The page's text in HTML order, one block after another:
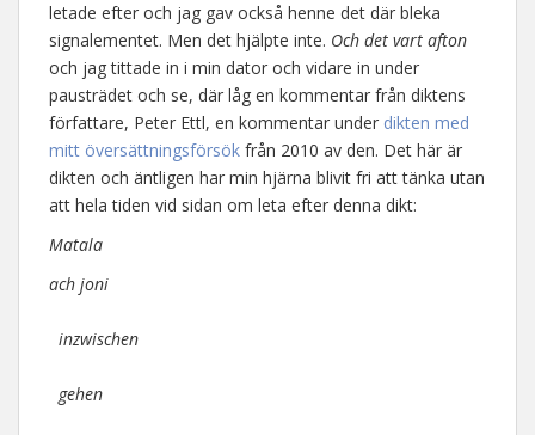
letade efter och jag gav också henne det där bleka
signalementet. Men det hjälpte inte. Och det vart afton
och jag tittade in i min dator och vidare in under
pausträdet och se, där låg en kommentar från diktens
författare, Peter Ettl, en kommentar under dikten med
mitt översättningsförsök från 2010 av den. Det här är
dikten och äntligen har min hjärna blivit fri att tänka utan
att hela tiden vid sidan om leta efter denna dikt:
Matala
ach joni
inzwischen
gehen